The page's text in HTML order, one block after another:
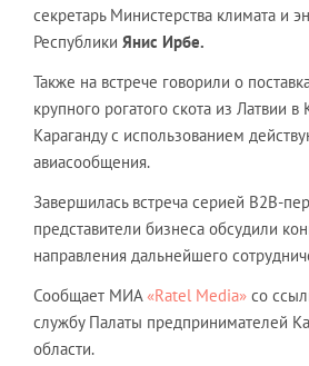
секретарь Министерства климата и
Республики Янис Ирбе.
Также на встрече говорили о
крупного рогатого скота из Латвии в
Караганду с использованием
авиасообщения.
Завершилась встреча серией B2B-
представители бизнеса обсудили
направления дальнейшего
Сообщает МИА «Ratel Media» со
службу Палаты предпринимателей
области.